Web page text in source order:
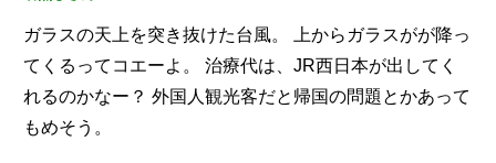
ガラスの天上を突き抜けた台風。
上からガラスがが降っ
てくるってコエーよ。
治療代は、JR西日本が出してく
れるのかなー？ 外国人観光客だと帰国の問題とかあって
もめそう。